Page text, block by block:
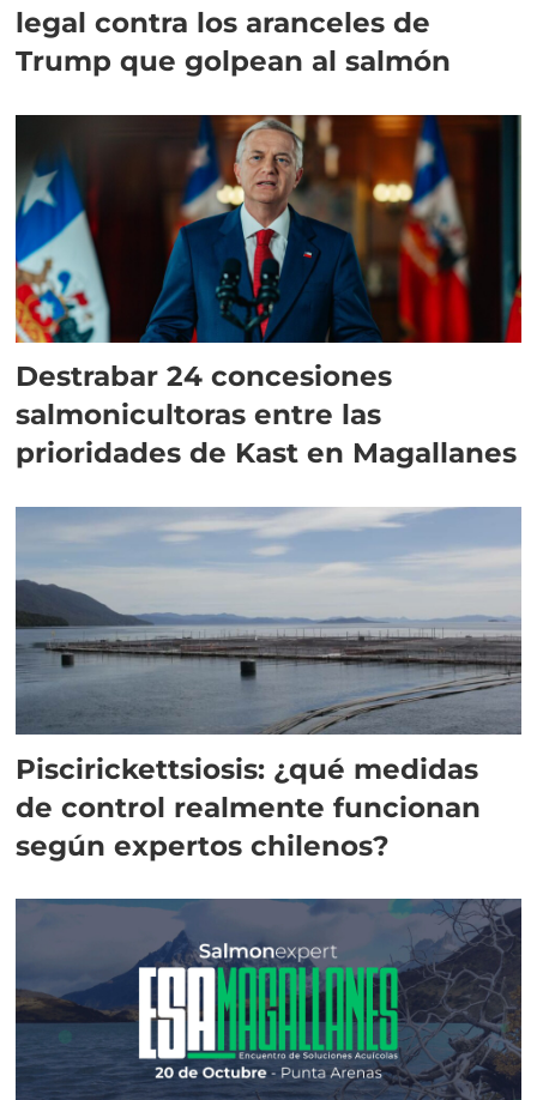
legal contra los aranceles de
Trump que golpean al salmón
Destrabar 24 concesiones
salmonicultoras entre las
prioridades de Kast en Magallanes
Piscirickettsiosis: ¿qué medidas
de control realmente funcionan
según expertos chilenos?